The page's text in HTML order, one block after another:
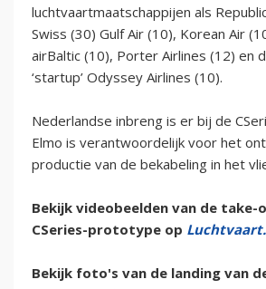
luchtvaartmaatschappijen als
Swiss (30) Gulf Air (10), Korean Air
airBaltic (10), Porter Airlines (12) en
‘startup’ Odyssey Airlines (10).
Nederlandse inbreng is er bij de
Elmo is verantwoordelijk voor het
productie van de bekabeling in het
Bekijk videobeelden van de take-
CSeries-prototype op
Bekijk foto's van de landing van